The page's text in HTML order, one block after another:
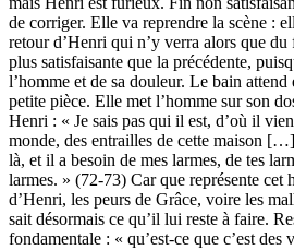
de corriger. Elle va reprendre la scène :
retour d’Henri qui n’y verra alors que du
plus satisfaisante que la précédente,
l’homme et de sa douleur. Le bain attend
petite pièce. Elle met l’homme sur son
Henri : « Je sais pas qui il est, d’où il
monde, des entrailles de cette maison
là, et il a besoin de mes larmes, de tes
larmes. » (72-73) Car que représente cet
d’Henri, les peurs de Grâce, voire les
sait désormais ce qu’il lui reste à faire.
fondamentale : « qu’est-ce que c’est des